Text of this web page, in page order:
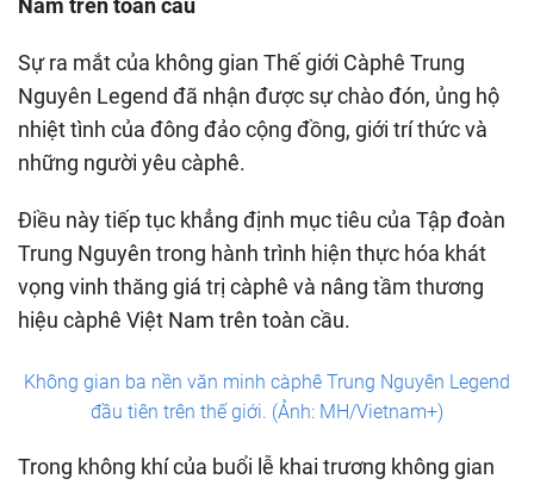
Sự ra mắt của không gian Thế giới Càphê Trung
Nguyên Legend đã nhận được sự chào đón, ủng hộ
nhiệt tình của đông đảo cộng đồng, giới trí thức và
những người yêu càphê.
Điều này tiếp tục khẳng định mục tiêu của Tập đoàn
Trung Nguyên trong hành trình hiện thực hóa khát
vọng vinh thăng giá trị càphê và nâng tầm thương
hiệu càphê Việt Nam trên toàn cầu.
Không gian ba nền văn minh càphê Trung Nguyên Legend
đầu tiên trên thế giới. (Ảnh: MH/Vietnam+)
Trong không khí của buổi lễ khai trương không gian